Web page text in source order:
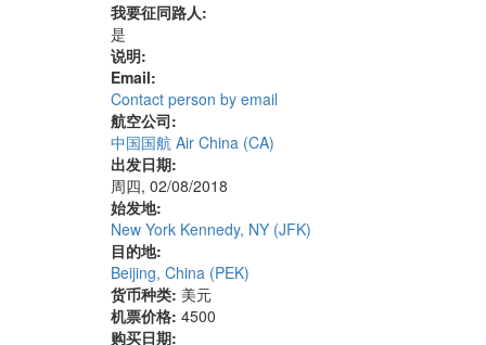
我要征同路人:
是
说明:
Email:
Contact person by email
航空公司:
中国国航 Air China (CA)
出发日期:
周四, 02/08/2018
始发地:
New York Kennedy, NY (JFK)
目的地:
Beijing, China (PEK)
货币种类: 美元
机票价格: 4500
购买日期: